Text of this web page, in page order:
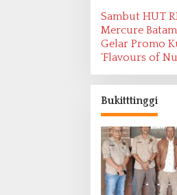
Sambut HUT
Mercure
Gelar Promo
‘Flavours of
Bukitttinggi